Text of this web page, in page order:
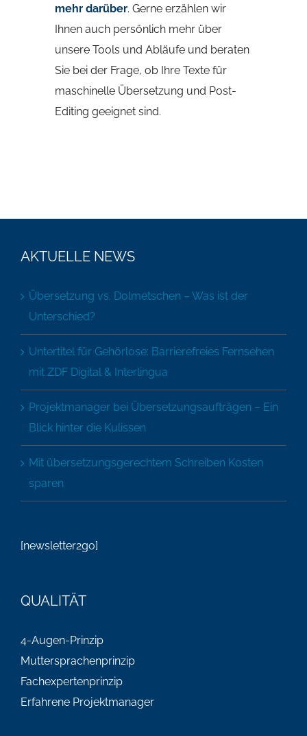
mehr darüber. Gerne erzählen wir
Ihnen auch persönlich mehr über
unsere Tools und Abläufe und beraten
Sie bei der Frage, ob Ihre Texte für
maschinelle Übersetzung und Post-
Editing geeignet sind.
AKTUELLE NEWS
Übersetzung vs. Dolmetschen – Was ist der
Unterschied?
Untertitel für Gehörlose: Barrierefreies Fernsehen
mit ZDF Digital & Interlingua
Projektmanager bei Übersetzungsaufträgen – Ein
Blick hinter die Kulissen
Mit übersetzungsgerechtem Schreiben Kosten
sparen
[newsletter2go]
QUALITÄT
4-Augen-Prinzip
Muttersprachenprinzip
Fachexpertenprinzip
Erfahrene Projektmanager